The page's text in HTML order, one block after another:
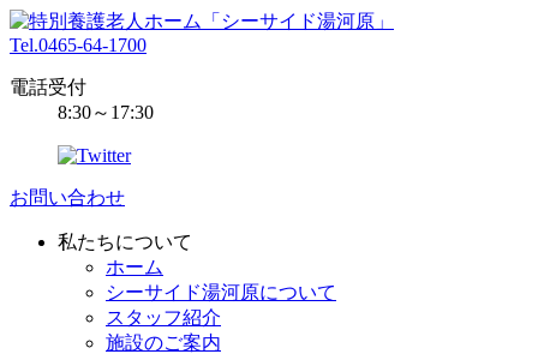
Tel.0465-64-1700
電話受付
8:30～17:30
お問い合わせ
私たちについて
ホーム
シーサイド湯河原について
スタッフ紹介
施設のご案内